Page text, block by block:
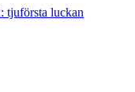
tjuförsta luckan